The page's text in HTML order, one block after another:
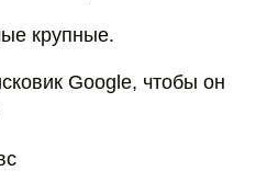
крупные.
Google, чтобы он